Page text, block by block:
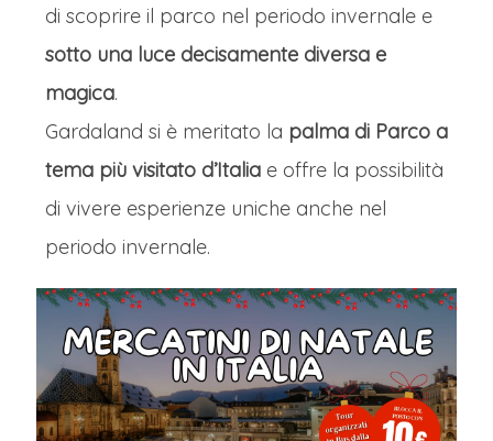
di scoprire il parco nel periodo invernale e
sotto una luce decisamente diversa e
magica.
Gardaland si è meritato la palma di Parco a
tema più visitato d’Italia e offre la possibilità
di vivere esperienze uniche anche nel
periodo invernale.